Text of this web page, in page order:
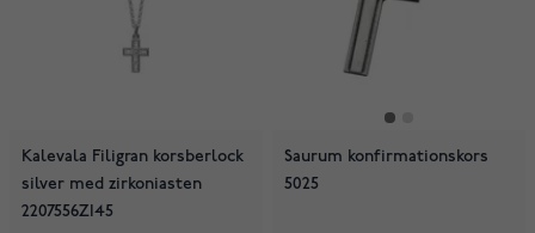
Kalevala Filigran korsberlock
silver med zirkoniasten
2207556ZI45
Saurum konfirmationskors
5025